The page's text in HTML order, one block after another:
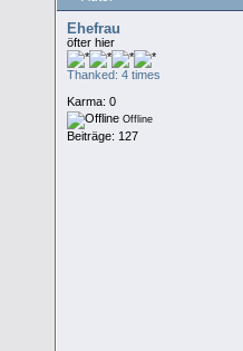
Ehefrau
öfter hier
Thanked: 4 times
Karma: 0
Offline
Beiträge: 127